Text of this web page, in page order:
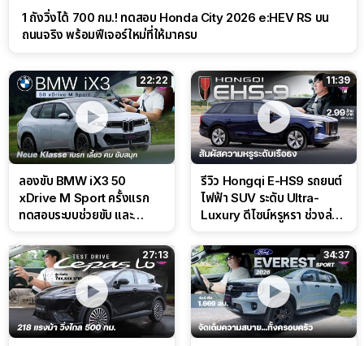
1 ถังวิ่งได้ 700 กม.! ทดสอบ Honda City 2026 e:HEV RS บน
ถนนจริง พร้อมฟีเจอร์ใหม่ที่ให้มาครบ
22:22
ลองขับ BMW iX3 50
xDrive M Sport ครั้งแรก
ทดสอบระบบช่วยขับ และ
สนาม
11:39
รีวิว Hongqi E-HS9 รถยนต์
ไฟฟ้า SUV ระดับ Ultra-
Luxury ดีไซน์หรูหรา ช่วงล่าง
27:13 34:37